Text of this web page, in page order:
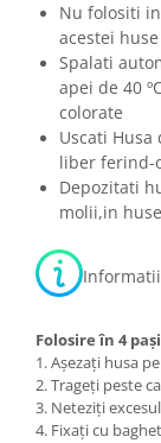
Nu folositi
acestei
Spalati
apei de 40
colorate
Uscati Husa
liber ferind-
Depozitati
molii,in
Folosire în 4
1. Așezați husa
2. Trageți peste
3. Neteziți
4. Fixați cu